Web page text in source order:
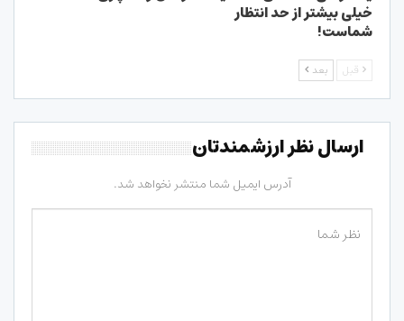
خیلی بیشتر از حد انتظار
شماست!
قبل بعد
ارسال نظر ارزشمندتان
آدرس ایمیل شما منتشر نخواهد شد.